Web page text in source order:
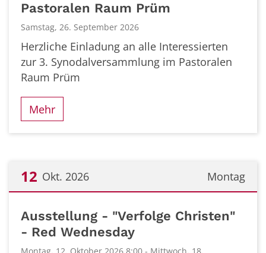
Pastoralen Raum Prüm
Samstag, 26. September 2026
Herzliche Einladung an alle Interessierten
zur 3. Synodalversammlung im Pastoralen
Raum Prüm
Mehr
Montag
12 Okt. 2026
Ausstellung - "Verfolge Christen"
- Red Wednesday